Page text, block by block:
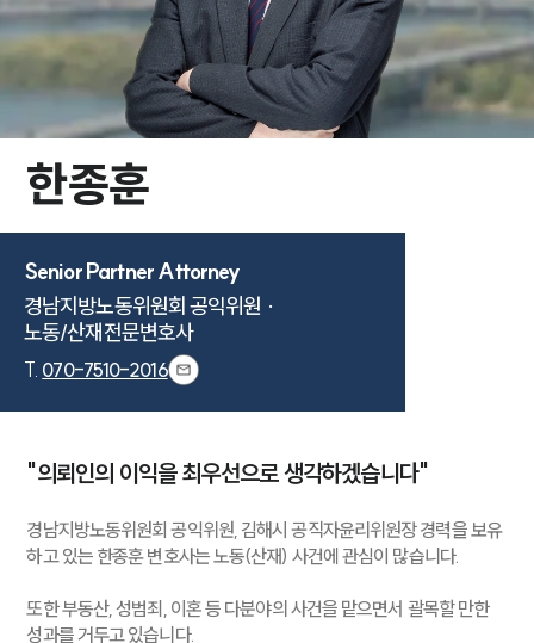
한종훈
Senior Partner Attorney
경남지방노동위원회 공익위원 ·
노동/산재전문변호사
T. 070-7510-2016
"의뢰인의 이익을 최우선으로 생각하겠습니다"
경남지방노동위원회 공익위원, 김해시 공직자윤리위원장 경력을 보유
하고 있는 한종훈 변호사는 노동(산재) 사건에 관심이 많습니다.
또한 부동산, 성범죄, 이혼 등 다분야의 사건을 맡으면서 괄목할 만한
성과를 거두고 있습니다.